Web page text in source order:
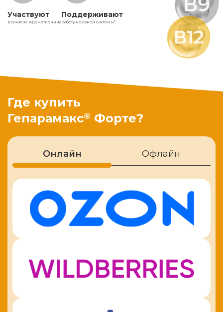
Участвуют
в синтезе Адеметионина
Поддерживают
работу нервной системы5
Где купить
Гепарамакс® Форте?
Онлайн Офлайн